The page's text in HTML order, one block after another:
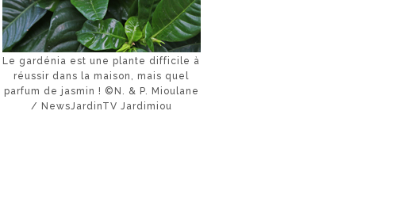
Le gardénia est une plante difficile à
réussir dans la maison, mais quel
parfum de jasmin ! ©N. & P. Mioulane
/ NewsJardinTV Jardimiou